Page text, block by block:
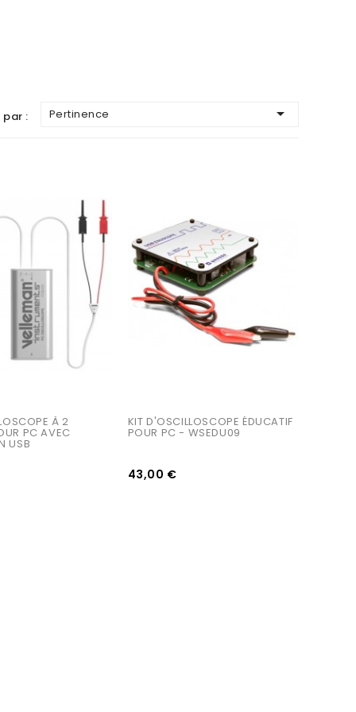
par : Pertinence 
À 2
PC AVEC
USB
KIT D'OSCILLOSCOPE ÉDUCATIF
POUR PC - WSEDU09
43,00 €